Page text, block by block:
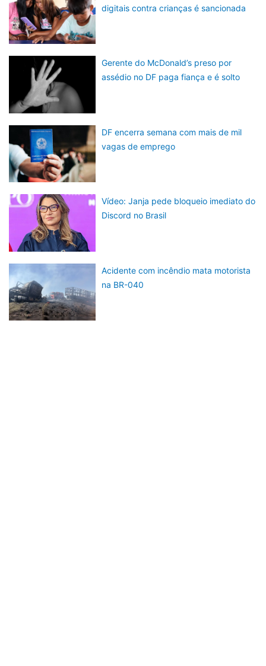
digitais contra crianças é sancionada
Gerente do McDonald’s preso por
assédio no DF paga fiança e é solto
DF encerra semana com mais de mil
vagas de emprego
Vídeo: Janja pede bloqueio imediato do
Discord no Brasil
Acidente com incêndio mata motorista
na BR-040